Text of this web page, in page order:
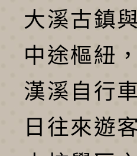
大溪古鎮
中途樞紐
漢溪自行
日往來遊